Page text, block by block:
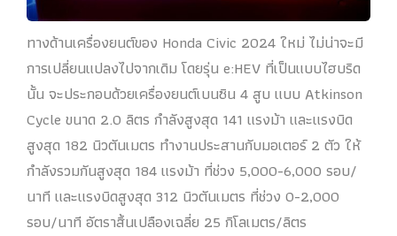
ทางด้านเครื่องยนต์ของ Honda Civic 2024 ใหม่ ไม่น่าจะมี
การเปลี่ยนแปลงไปจากเดิม โดยรุ่น e:HEV ที่เป็นแบบไฮบริด
นั้น จะประกอบด้วยเครื่องยนต์เบนซิน 4 สูบ แบบ Atkinson
Cycle ขนาด 2.0 ลิตร กำลังสูงสุด 141 แรงม้า และแรงบิด
สูงสุด 182 นิวตันเมตร ทำงานประสานกับมอเตอร์ 2 ตัว ให้
กำลังรวมกันสูงสุด 184 แรงม้า ที่ช่วง 5,000-6,000 รอบ/
นาที และแรงบิดสูงสุด 312 นิวตันเมตร ที่ช่วง 0-2,000
รอบ/นาที อัตราสิ้นเปลืองเฉลี่ย 25 กิโลเมตร/ลิตร